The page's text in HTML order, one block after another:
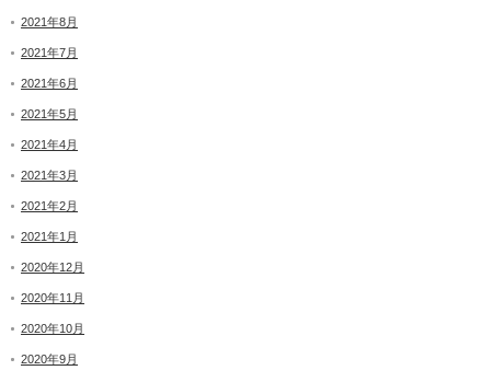
2021年8月
2021年7月
2021年6月
2021年5月
2021年4月
2021年3月
2021年2月
2021年1月
2020年12月
2020年11月
2020年10月
2020年9月